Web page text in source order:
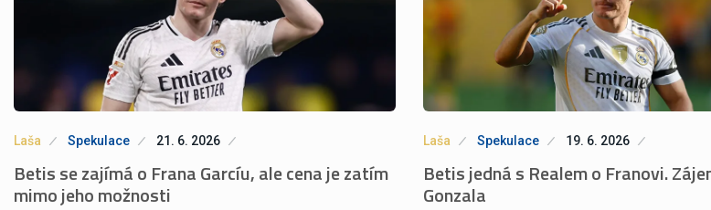
Laša Spekulace 21. 6. 2026
Betis se zajímá o Frana Garcíu, ale cena je zatím
mimo jeho možnosti
Laša Spekulace 19. 6. 2026
Betis jedná s Realem o Franovi.
Gonzala